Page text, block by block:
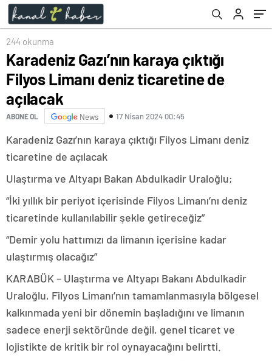
244 okunma
Karadeniz Gazı’nın karaya çıktığı
Filyos Limanı deniz ticaretine de
açılacak
ABONE OL News 17 Nisan 2024 00:45
Karadeniz Gazı’nın karaya çıktığı Filyos Limanı deniz
ticaretine de açılacak
Ulaştırma ve Altyapı Bakan Abdulkadir Uraloğlu;
“İki yıllık bir periyot içerisinde Filyos Limanı’nı deniz
ticaretinde kullanılabilir şekle getireceğiz”
“Demir yolu hattımızı da limanın içerisine kadar
ulaştırmış olacağız”
KARABÜK – Ulaştırma ve Altyapı Bakanı Abdulkadir
Uraloğlu, Filyos Limanı’nın tamamlanmasıyla bölgesel
kalkınmada yeni bir dönemin başladığını ve limanın
sadece enerji sektöründe değil, genel ticaret ve
lojistikte de kritik bir rol oynayacağını belirtti.